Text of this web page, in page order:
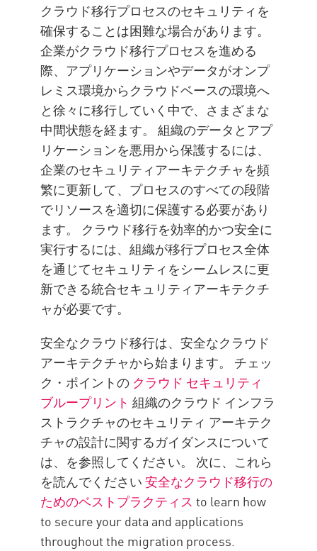
クラウド移行プロセスのセキュリティを
確保することは困難な場合があります。
企業がクラウド移行プロセスを進める
際、アプリケーションやデータがオンプ
レミス環境からクラウドベースの環境へ
と徐々に移行していく中で、さまざまな
中間状態を経ます。 組織のデータとアプ
リケーションを悪用から保護するには、
企業のセキュリティアーキテクチャを頻
繁に更新して、プロセスのすべての段階
でリソースを適切に保護する必要があり
ます。 クラウド移行を効率的かつ安全に
実行するには、組織が移行プロセス全体
を通じてセキュリティをシームレスに更
新できる統合セキュリティアーキテクチ
ャが必要です。
安全なクラウド移行は、安全なクラウド
アーキテクチャから始まります。 チェッ
ク・ポイントの クラウド セキュリティ
ブループリント 組織のクラウド インフラ
ストラクチャのセキュリティ アーキテク
チャの設計に関するガイダンスについて
は、を参照してください。 次に、これら
を読んでください安全なクラウド移行の
ためのベストプラクティス to learn how
to secure your data and applications
throughout the migration process.